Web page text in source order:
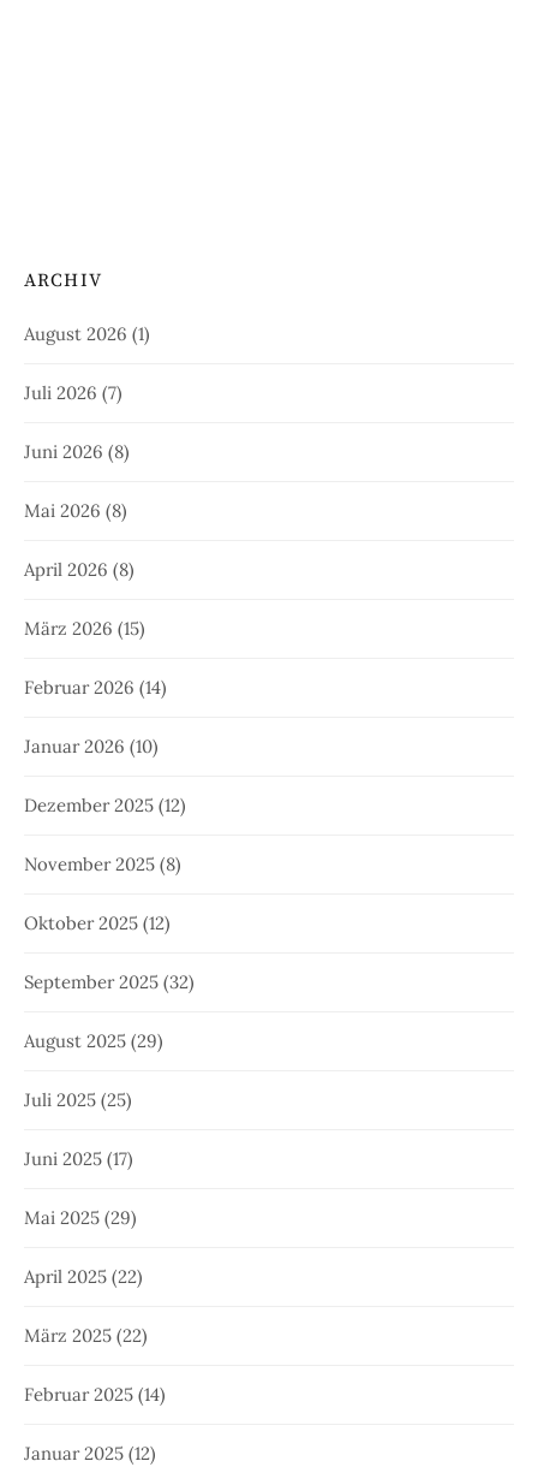
ARCHIV
August 2026 (1)
Juli 2026 (7)
Juni 2026 (8)
Mai 2026 (8)
April 2026 (8)
März 2026 (15)
Februar 2026 (14)
Januar 2026 (10)
Dezember 2025 (12)
November 2025 (8)
Oktober 2025 (12)
September 2025 (32)
August 2025 (29)
Juli 2025 (25)
Juni 2025 (17)
Mai 2025 (29)
April 2025 (22)
März 2025 (22)
Februar 2025 (14)
Januar 2025 (12)